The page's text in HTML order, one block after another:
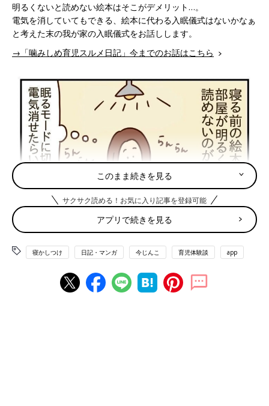
明るくないと読めない絵本はそこがデメリット…。
電気を消していてもできる、絵本に代わる入眠儀式はないかなぁ
と考えた末の我が家の入眠儀式をお話しします。
→「噛みしめ育児スルメ日記」今までのお話はこちら
このまま続きを見る
サクサク読める！お気に入り記事を登録可能
アプリで続きを見る
寝かしつけ 日記・マンガ 今じんこ 育児体験談 app